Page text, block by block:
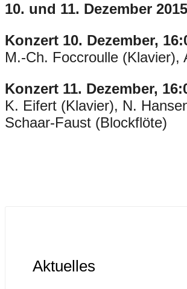
10. und 11. Dezember 2015
Konzert 10. Dezember,
M.-Ch. Foccroulle
Konzert 11. Dezember,
K. Eifert (Klavier), N.
Schaar-Faust (Blockflöte)
Aktuelles